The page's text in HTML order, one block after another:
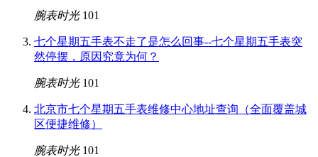
腕表时光 101
七个星期五手表不走了是怎么回事--七个星期五手表突
然停摆，原因究竟为何？
腕表时光 101
北京市七个星期五手表维修中心地址查询（全面覆盖城
区便捷维修）
腕表时光 101